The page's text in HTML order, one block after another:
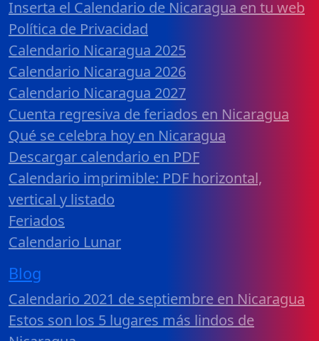
Inserta el Calendario de Nicaragua en tu web
Política de Privacidad
Calendario Nicaragua 2025
Calendario Nicaragua 2026
Calendario Nicaragua 2027
Cuenta regresiva de feriados en Nicaragua
Qué se celebra hoy en Nicaragua
Descargar calendario en PDF
Calendario imprimible: PDF horizontal,
vertical y listado
Feriados
Calendario Lunar
Blog
Calendario 2021 de septiembre en Nicaragua
Estos son los 5 lugares más lindos de